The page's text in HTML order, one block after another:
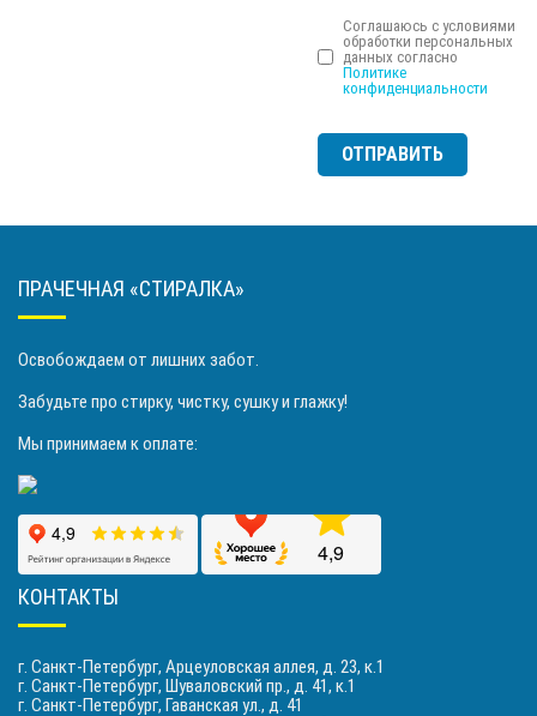
Соглашаюсь с условиями
обработки персональных
данных согласно
Политике
конфиденциальности
ПРАЧЕЧНАЯ «СТИРАЛКА»
Освобождаем от лишних забот.
Забудьте про стирку, чистку, сушку и глажку!
Мы принимаем к оплате:
КОНТАКТЫ
г. Санкт-Петербург, Арцеуловская аллея, д. 23, к.1
г. Санкт-Петербург, Шуваловский пр., д. 41, к.1
г. Санкт-Петербург, Гаванская ул., д. 41